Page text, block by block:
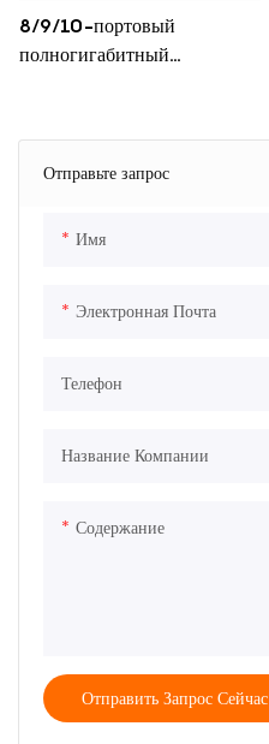
Отправьте запрос
Имя
Электронная Почта
Телефон
Название Компании
Содержание
Отправить Запрос Сейчас
8/9/10-портовый
полногигабитный
коммутатор